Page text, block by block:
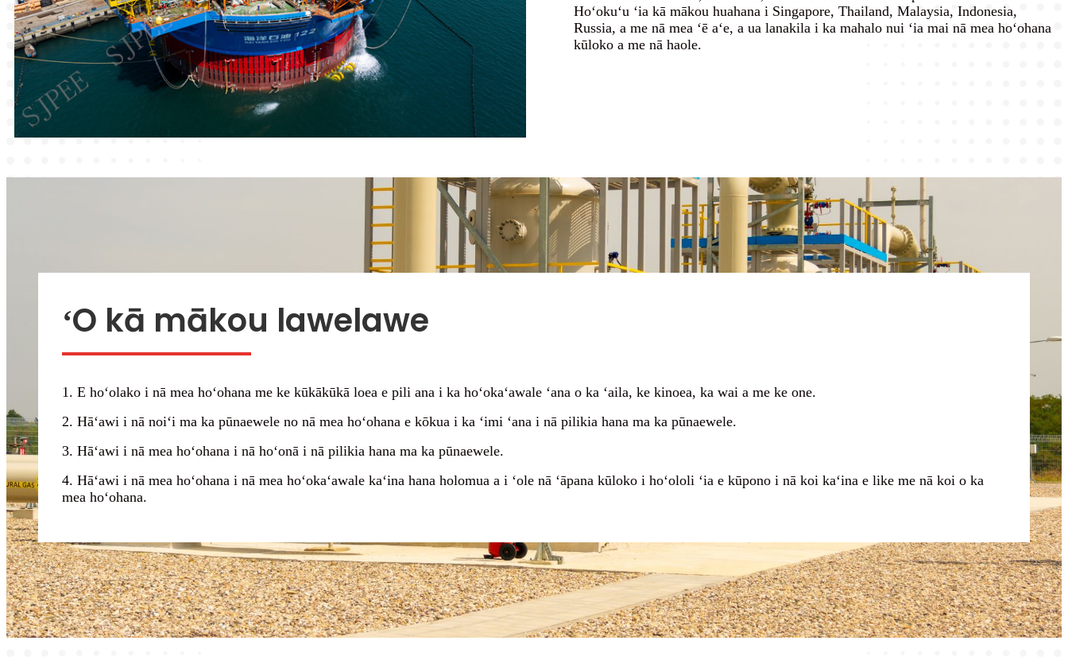
Hoʻokuʻu ʻia kā mākou huahana i Singapore, Thailand, Malaysia, Indonesia,
Russia, a me nā mea ʻē aʻe, a ua lanakila i ka mahalo nui ʻia mai nā mea hoʻohana
kūloko a me nā haole.
ʻO kā mākou lawelawe
1. E hoʻolako i nā mea hoʻohana me ke kūkākūkā loea e pili ana i ka hoʻokaʻawale ʻana o ka ʻaila, ke kinoea, ka wai a me ke one.
2. Hāʻawi i nā noiʻi ma ka pūnaewele no nā mea hoʻohana e kōkua i ka ʻimi ʻana i nā pilikia hana ma ka pūnaewele.
3. Hāʻawi i nā mea hoʻohana i nā hoʻonā i nā pilikia hana ma ka pūnaewele.
4. Hāʻawi i nā mea hoʻohana i nā mea hoʻokaʻawale kaʻina hana holomua a i ʻole nā ​​ʻāpana kūloko i hoʻololi ʻia e kūpono i nā koi kaʻina e like me nā koi o ka
mea hoʻohana.